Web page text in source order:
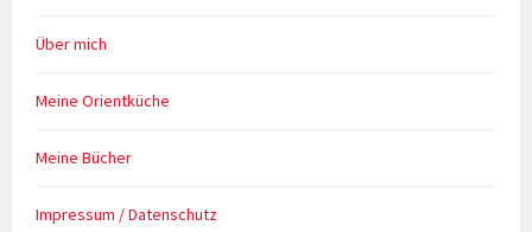
Über mich
Meine Orientküche
Meine Bücher
Impressum / Datenschutz